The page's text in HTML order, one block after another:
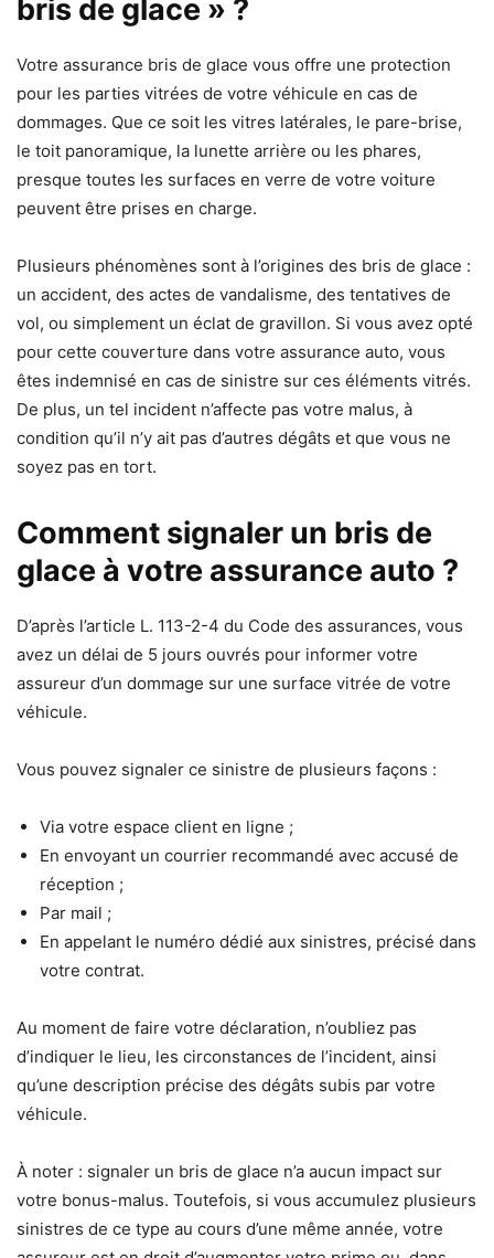
bris de glace » ?
Votre assurance bris de glace vous offre une protection
pour les parties vitrées de votre véhicule en cas de
dommages. Que ce soit les vitres latérales, le pare-brise,
le toit panoramique, la lunette arrière ou les phares,
presque toutes les surfaces en verre de votre voiture
peuvent être prises en charge.
Plusieurs phénomènes sont à l’origines des bris de glace :
un accident, des actes de vandalisme, des tentatives de
vol, ou simplement un éclat de gravillon. Si vous avez opté
pour cette couverture dans votre assurance auto, vous
êtes indemnisé en cas de sinistre sur ces éléments vitrés.
De plus, un tel incident n’affecte pas votre malus, à
condition qu’il n’y ait pas d’autres dégâts et que vous ne
soyez pas en tort.
Comment signaler un bris de
glace à votre assurance auto ?
D’après l’article L. 113-2-4 du Code des assurances, vous
avez un délai de 5 jours ouvrés pour informer votre
assureur d’un dommage sur une surface vitrée de votre
véhicule.
Vous pouvez signaler ce sinistre de plusieurs façons :
Via votre espace client en ligne ;
En envoyant un courrier recommandé avec accusé de
réception ;
Par mail ;
En appelant le numéro dédié aux sinistres, précisé dans
votre contrat.
Au moment de faire votre déclaration, n’oubliez pas
d’indiquer le lieu, les circonstances de l’incident, ainsi
qu’une description précise des dégâts subis par votre
véhicule.
À noter : signaler un bris de glace n’a aucun impact sur
votre bonus-malus. Toutefois, si vous accumulez plusieurs
sinistres de ce type au cours d’une même année, votre